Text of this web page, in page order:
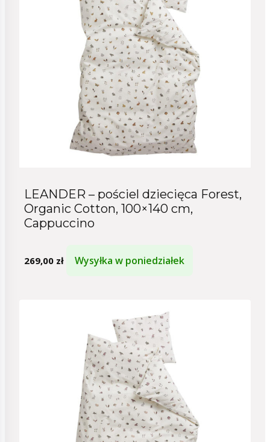
LEANDER – pościel dziecięca Forest,
Organic Cotton, 100×140 cm,
Cappuccino
269,00 zł Wysyłka w poniedziałek